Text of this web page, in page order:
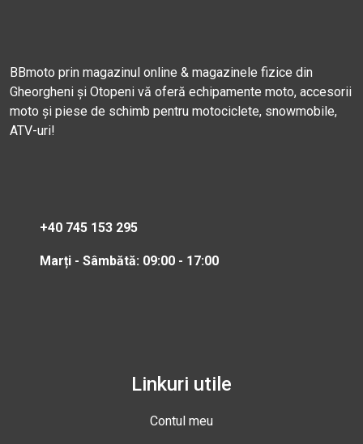
BBmoto prin magazinul online & magazinele fizice din
Gheorgheni și Otopeni vă oferă echipamente moto, accesorii
moto și piese de schimb pentru motociclete, snowmobile,
ATV-uri!
+40 745 153 295
Marți - Sâmbătă: 09:00 - 17:00
Linkuri utile
Contul meu